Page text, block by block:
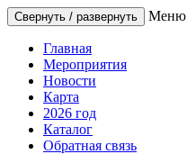
Свернуть / развернуть Меню
Главная
Мероприятия
Новости
Карта
2026 год
Каталог
Обратная связь